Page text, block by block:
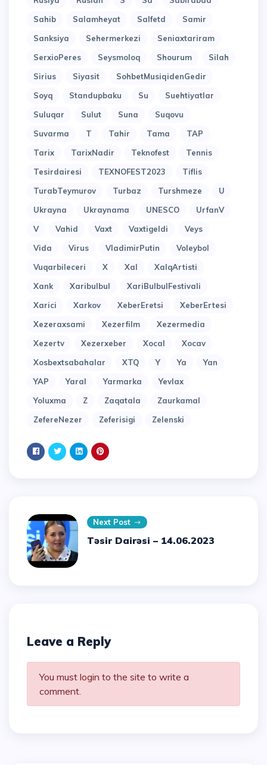
Sahib
Salamheyat Salfetd
Samir
Sanksiya
Sehermerkezi
Seniaxtariram
SerxioPeres
Seysmoloq Shourum
Silah
Sirius
Siyasit
SohbetMusiqidenGedir
Soyq
Standupbaku Su
Suehtiyatlar
Suluqar
Sulut Suna
Suqovu
Suvarma
T Tahir Tama
TAP
Tarix
TarixNadir Teknofest
Tennis
Tesirdairesi
TEXNOFEST2023
Tiflis
TurabTeymurov
Turbaz Turshmeze
U
Ukrayna
Ukraynama UNESCO
UrfanV
V
Vahid Vaxt Vaxtigeldi
Veys
Vida
Virus VladimirPutin
Voleybol
Vuqarbileceri
X Xal
XalqArtisti
Xank
Xaribulbul
XariBulbulFestivali
Xarici
Xarkov XeberEretsi
XeberErtesi
Xezeraxsami
Xezerfilm
Xezermedia
Xezertv
Xezerxeber Xocal
Xocav
Xosbextsabahalar
XTQ Y Ya
Yan
YAP
Yaral Yarmarka
Yevlax
Yoluxma
Z Zaqatala
Zaurkamal
ZefereNezer
Zeferisigi Zelenski
Next Post
Təsir Dairəsi – 14.06.2023
Leave a Reply
You must login to the site to write a
comment.